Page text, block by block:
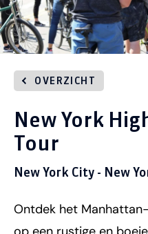
OVERZICHT
New York
Tour
New York City - New
Ontdek het